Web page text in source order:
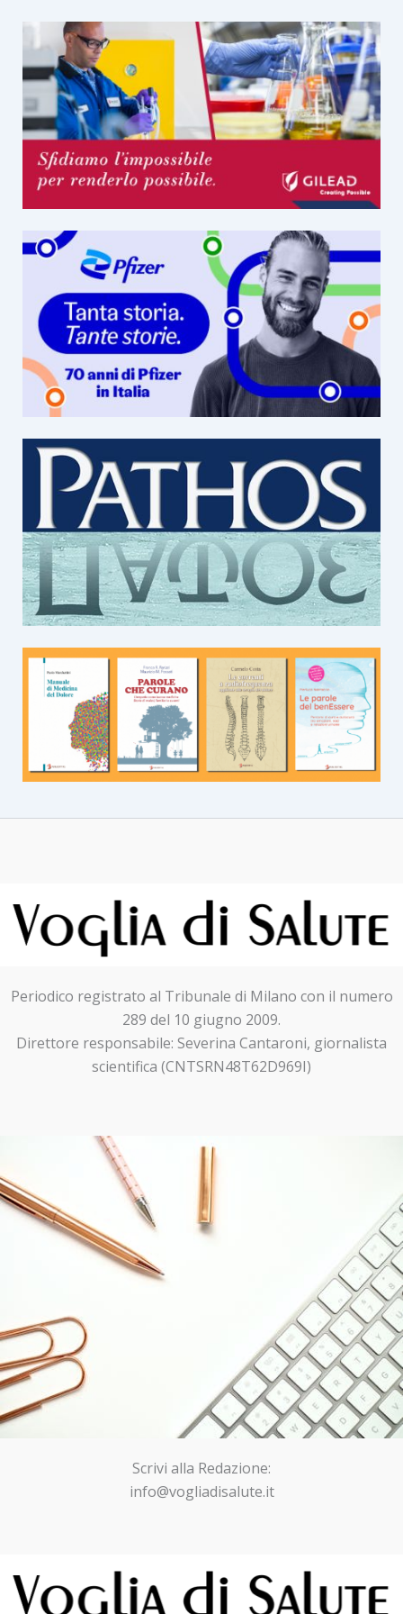
Periodico registrato al Tribunale di Milano con il numero
289 del 10 giugno 2009.
Direttore responsabile: Severina Cantaroni, giornalista
scientifica (CNTSRN48T62D969I)
Scrivi alla Redazione:
info@vogliadisalute.it